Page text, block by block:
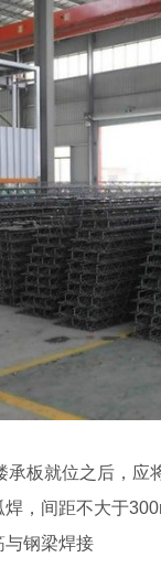
承板就位之后，应
，间距不大于
与钢梁焊接